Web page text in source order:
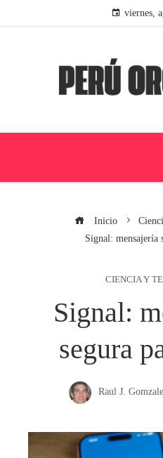
viernes,
Inicio
Signal: mensajería
CIENCIA Y
Signal:
segura
Raul J.